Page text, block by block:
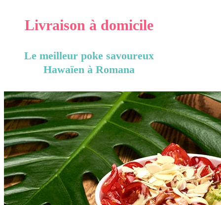
Livraison à domicile
Le meilleur poke savoureux
Hawaïen à Romana